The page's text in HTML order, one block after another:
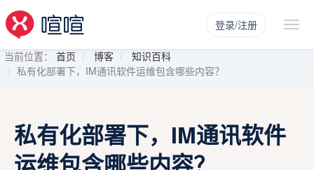
登录/注册
当前位置： 首页 博客
知识百科
私有化部署下，IM通讯软件运维包含哪些内容？
私有化部署下，IM通讯软件